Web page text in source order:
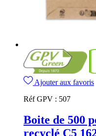
Ajouter aux favoris
Réf GPV : 507
Boite de 500
recyclé C5